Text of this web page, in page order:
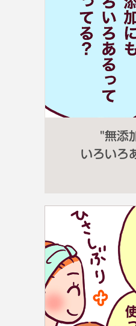
"無添
いろいろ